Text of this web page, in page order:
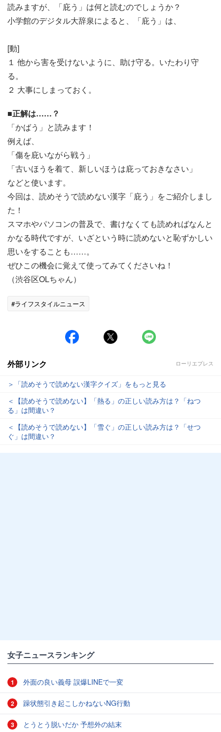
読みますが、「庇う」は何と読むのでしょうか？
小学館のデジタル大辞泉によると、「庇う」は、
[動]
１ 他から害を受けないように、助け守る。いたわり守
る。
２ 大事にしまっておく。
■正解は……？
「かばう」と読みます！
例えば、
「傷を庇いながら戦う」
「古いほうを着て、新しいほうは庇っておきなさい」
などと使います。
今回は、読めそうで読めない漢字「庇う」をご紹介しまし
た！
スマホやパソコンの普及で、書けなくても読めればなんと
かなる時代ですが、いざという時に読めないと恥ずかしい
思いをすることも……。
ぜひこの機会に覚えて使ってみてくださいね！
（渋谷区OLちゃん）
#ライフスタイルニュース
外部リンク ローリエプレス
＞「読めそうで読めない漢字クイズ」をもっと見る
＜【読めそうで読めない】「熱る」の正しい読み方は？「ねつ
る」は間違い？
＜【読めそうで読めない】「雪ぐ」の正しい読み方は？「せつ
ぐ」は間違い？
女子ニュースランキング
1 外面の良い義母 誤爆LINEで一変
2 躁状態引き起こしかねないNG行動
3 とうとう脱いだか 予想外の結末